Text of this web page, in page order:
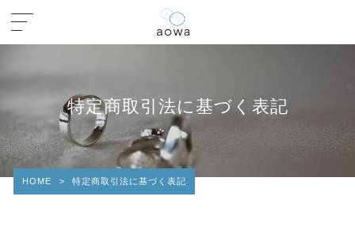
特定商取引法に基づく表記
HOME > 特定商取引法に基づく表記